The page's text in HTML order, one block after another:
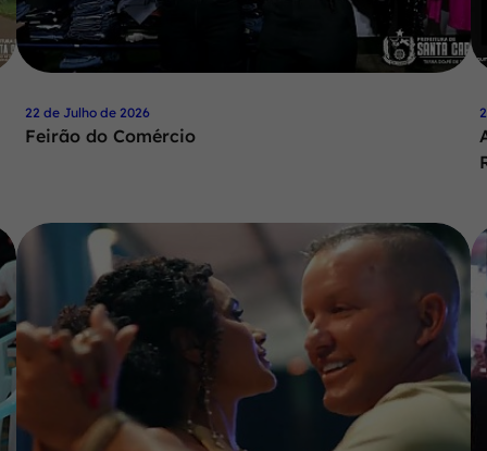
22 de Julho de 2026
Feirão do Comércio